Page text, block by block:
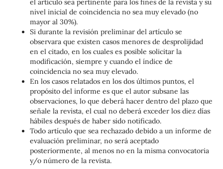
el artículo sea pertinente para los fines de la revista y su
nivel inicial de coincidencia no sea muy elevado (no
mayor al 30%).
Si durante la revisión preliminar del artículo se
observara que existen casos menores de desprolijidad
en el citado, en los cuales es posible solicitar la
modificación, siempre y cuando el índice de
coincidencia no sea muy elevado.
En los casos relatados en los dos últimos puntos, el
propósito del informe es que el autor subsane las
observaciones, lo que deberá hacer dentro del plazo que
señale la revista, el cual no deberá exceder los diez días
hábiles después de haber sido notificado.
Todo artículo que sea rechazado debido a un informe de
evaluación preliminar, no será aceptado
posteriormente, al menos no en la misma convocatoria
y/o número de la revista.